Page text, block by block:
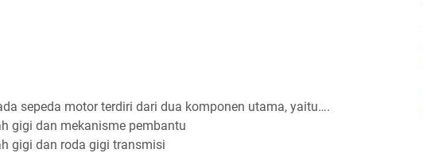
sepeda motor terdiri dari dua komponen utama, yaitu….
gigi dan mekanisme pembantu
gigi dan roda gigi transmisi